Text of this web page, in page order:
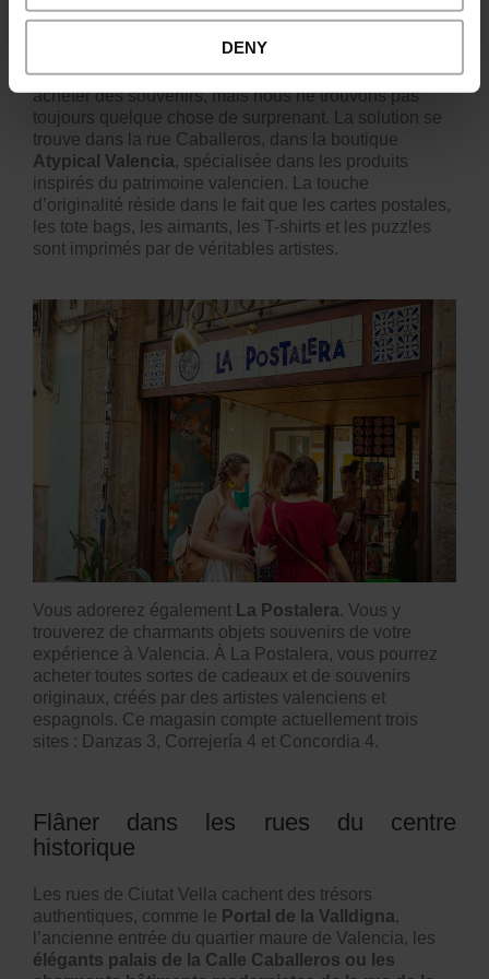
DENY
géré par la troisième génération qui se consacre à la
Avouons-le : lors de nos voyages, nous voulons
acheter des souvenirs, mais nous ne trouvons pas
toujours quelque chose de surprenant. La solution se
trouve dans la rue Caballeros, dans la boutique
Atypical Valencia, spécialisée dans les produits
inspirés du patrimoine valencien. La touche
d’originalité réside dans le fait que les cartes postales,
les tote bags, les aimants, les T-shirts et les puzzles
sont imprimés par de véritables artistes.
Vous adorerez également La Postalera. Vous y
trouverez de charmants objets souvenirs de votre
expérience à Valencia. À La Postalera, vous pourrez
acheter toutes sortes de cadeaux et de souvenirs
originaux, créés par des artistes valenciens et
espagnols. Ce magasin compte actuellement trois
sites : Danzas 3, Correjería 4 et Concordia 4.
Flâner dans les rues du centre
historique
Les rues de Ciutat Vella cachent des trésors
authentiques, comme le Portal de la Valldigna,
l’ancienne entrée du quartier maure de Valencia, les
élégants palais de la Calle Caballeros ou les